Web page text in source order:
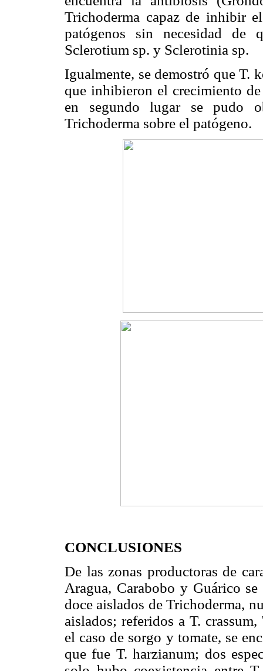
Trichoderma capaz de inhibir
patógenos sin necesidad de
Sclerotium sp. y Sclerotinia sp.
Igualmente, se demostró que T.
que inhibieron el crecimiento
en segundo lugar se pudo
Trichoderma sobre el patógeno.
CONCLUSIONES
De las zonas productoras de
Aragua, Carabobo y Guárico
doce aislados de Trichoderma,
aislados; referidos a T.
el caso de sorgo y tomate, se
que fue T. harzianum; dos